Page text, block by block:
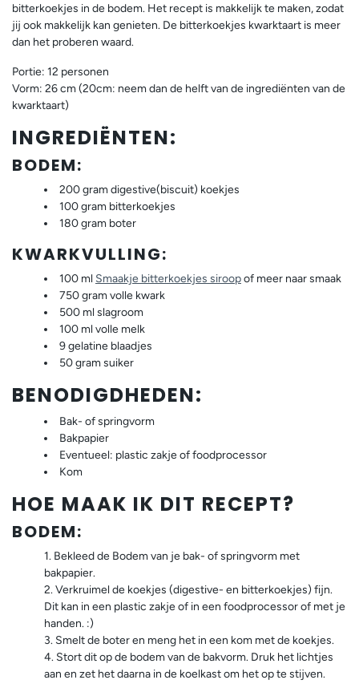
bitterkoekjes in de bodem. Het recept is makkelijk te maken, zodat
jij ook makkelijk kan genieten. De bitterkoekjes kwarktaart is meer
dan het proberen waard.
Portie: 12 personen
Vorm: 26 cm (20cm: neem dan de helft van de ingrediënten van de
kwarktaart)
INGREDIËNTEN:
BODEM:
200 gram digestive(biscuit) koekjes
100 gram bitterkoekjes
180 gram boter
KWARKVULLING:
100 ml Smaakje bitterkoekjes siroopof meer naar smaak
750 gram volle kwark
500 ml slagroom
100 ml volle melk
9 gelatine blaadjes
50 gram suiker
BENODIGDHEDEN:
Bak- of springvorm
Bakpapier
Eventueel: plastic zakje of foodprocessor
Kom
HOE MAAK IK DIT RECEPT?
BODEM:
Bekleed de Bodem van je bak- of springvorm met
bakpapier.
Verkruimel de koekjes (digestive- en bitterkoekjes) fijn.
Dit kan in een plastic zakje of in een foodprocessor of met je
handen. :)
Smelt de boter en meng het in een kom met de koekjes.
Stort dit op de bodem van de bakvorm. Druk het lichtjes
aan en zet het daarna in de koelkast om het op te stijven.